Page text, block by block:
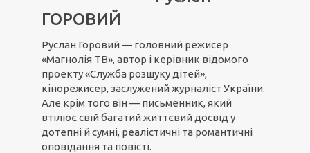
ГОРОВИЙ
Руслан Горовий — головний режисер
«Магнолія ТВ», автор і керівник відомого
проекту «Служба розшуку дітей»,
кінорежисер, заслужений журналіст України.
Але крім того він — письменник, який
втілює свій багатий життєвий досвід у
дотепні й сумні, реалістичні та романтичні
оповідання та повісті.